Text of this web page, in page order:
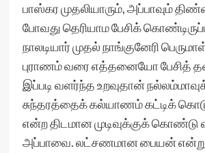
பாஸ்கர முதலியாரும், அப்பாவும்
போவது தெரியாம பேசிக்
நாலடியார் முதல் நாங்குனேரி
புராணம் வரை எத்தனையோ பேசித்
இப்படி வளர்ந்த உறவுதான்
சுந்தரத்தைக் கல்யாணம் கட்டிக்
என்ற திடமான முடிவுக்குக் கொண்டு
அப்பாவை. லட்சணமான பையன்